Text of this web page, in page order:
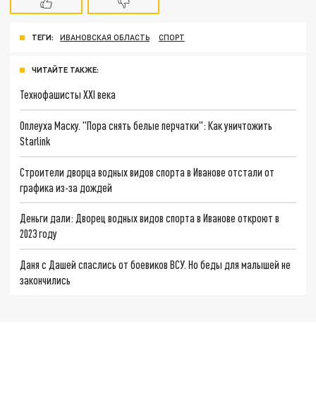
ТЕГИ: ИВАНОВСКАЯ ОБЛАСТЬ СПОРТ
ЧИТАЙТЕ ТАКЖЕ:
Технофашисты XXI века
Оплеуха Маску. "Пора снять белые перчатки": Как уничтожить
Starlink
Строители дворца водных видов спорта в Иванове отстали от
графика из-за дождей
Деньги дали: Дворец водных видов спорта в Иванове откроют в
2023 году
Даня с Дашей спаслись от боевиков ВСУ. Но беды для малышей не
закончились